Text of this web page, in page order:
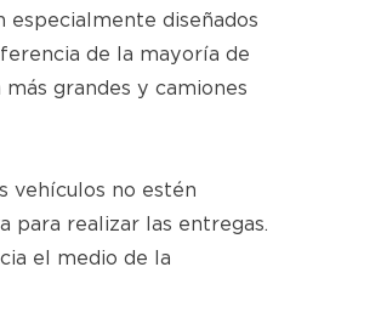
especialmente diseñados
de la mayoría de
grandes y camiones
vehículos no estén
para realizar las entregas.
el medio de la